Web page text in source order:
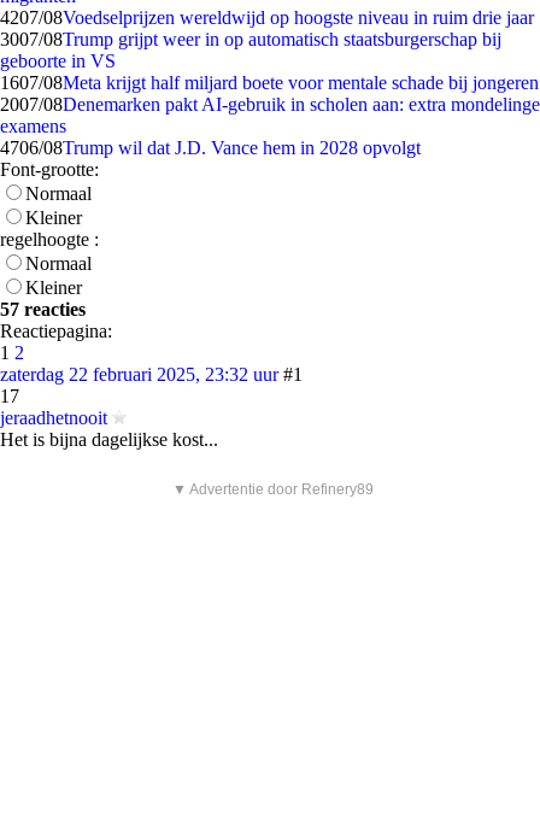
4207/08Voedselprijzen wereldwijd op hoogste niveau in ruim drie jaar
3007/08Trump grijpt weer in op automatisch staatsburgerschap bij
geboorte in VS
1607/08Meta krijgt half miljard boete voor mentale schade bij jongeren
2007/08Denemarken pakt AI-gebruik in scholen aan: extra mondelinge
examens
4706/08Trump wil dat J.D. Vance hem in 2028 opvolgt
Font-grootte:
Normaal
Kleiner
regelhoogte :
Normaal
Kleiner
57 reacties
Reactiepagina:
1 2
zaterdag 22 februari 2025, 23:32 uur #1
17
jeraadhetnooit
Het is bijna dagelijkse kost...
▼ Advertentie door Refinery89